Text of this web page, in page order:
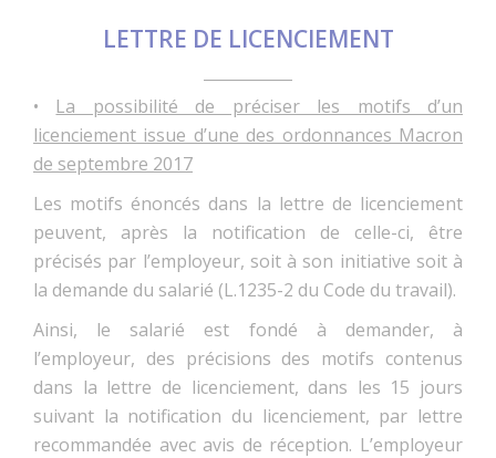
LETTRE DE LICENCIEMENT
• La possibilité de préciser les motifs d’un
licenciement issue d’une des ordonnances Macron
de septembre 2017
Les motifs énoncés dans la lettre de licenciement
peuvent, après la notification de celle-ci, être
précisés par l’employeur, soit à son initiative soit à
la demande du salarié (L.1235-2 du Code du travail).
Ainsi, le salarié est fondé à demander, à
l’employeur, des précisions des motifs contenus
dans la lettre de licenciement, dans les 15 jours
suivant la notification du licenciement, par lettre
recommandée avec avis de réception. L’employeur